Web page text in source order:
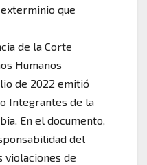
que
de la Corte
Humanos
de 2022 emitió
Integrantes de la
En el documento,
del
violaciones de